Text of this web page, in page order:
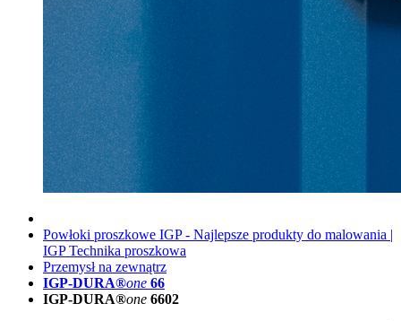
Powłoki proszkowe IGP - Najlepsze produkty do malowania |
IGP Technika proszkowa
Przemysł na zewnątrz
IGP-DURA®one 66
IGP-DURA®one 6602